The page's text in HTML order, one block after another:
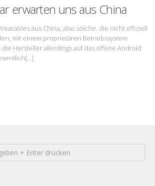
Tarife
erwarten uns aus China
aus China, also solche, die nicht offiziell
mit einem proprietären Betriebssystem
die Hersteller allerdings auf das offene Android